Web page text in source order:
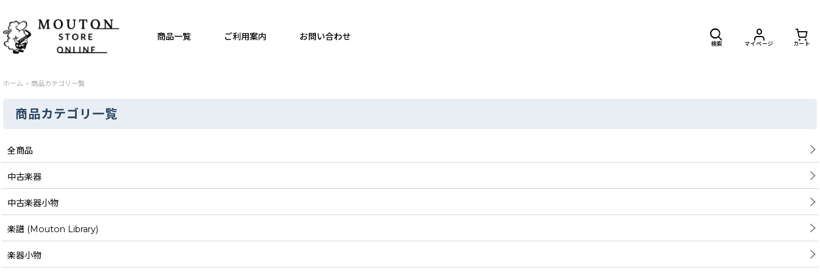
商品一覧 ご利用案内 お問い合わせ
検索 マイページ カート
ホーム > 商品カテゴリ一覧
商品カテゴリ一覧
全商品
中古楽器
中古楽器小物
楽譜 (Mouton Library)
楽器小物